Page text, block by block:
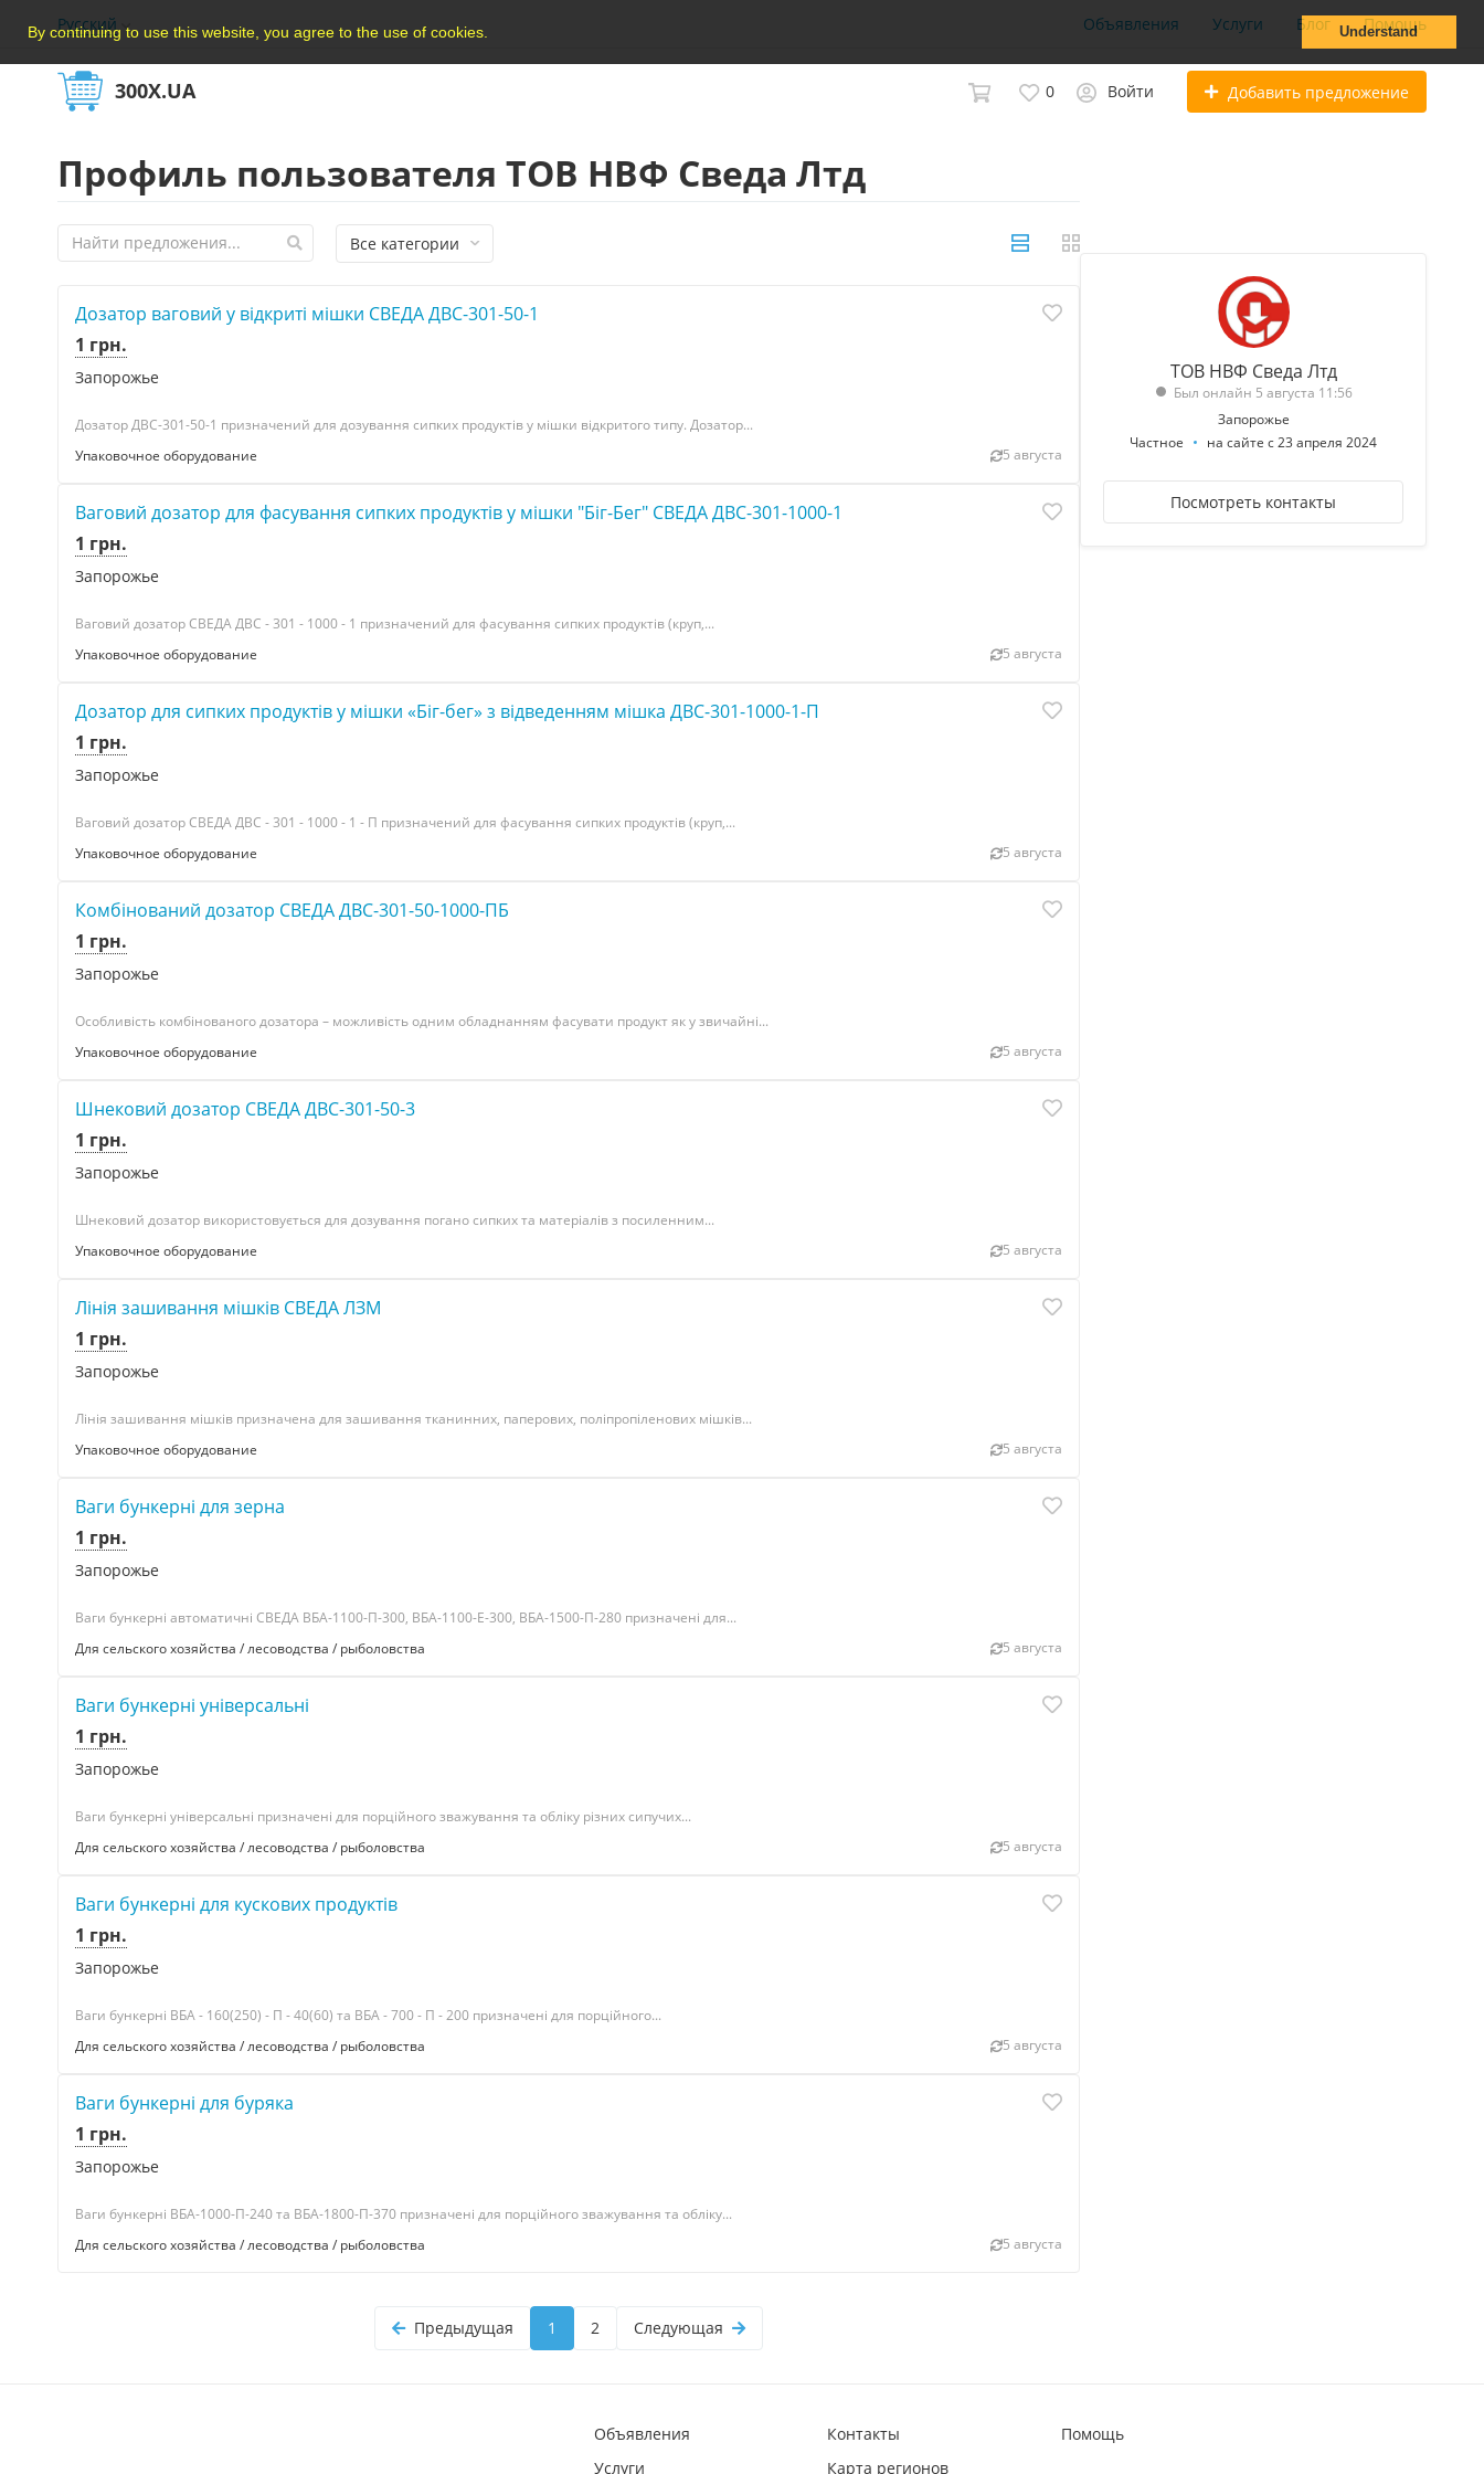
By continuing to use this website, you agree to the use of cookies. Understand
Русский Объявления Услуги Блог Помощь
300X.UA 0 Войти Добавить предложение
Профиль пользователя ТОВ НВФ Сведа Лтд
Все категории
Дозатор ваговий у відкриті мішки СВЕДА ДВС-301-50-1
1 грн.
Запорожье
Дозатор ДВС-301-50-1 призначений для дозування сипких продуктів у мішки відкритого типу. Дозатор...
Упаковочное оборудование
5 августа
Ваговий дозатор для фасування сипких продуктів у мішки "Біг-Бег" СВЕДА ДВС-301-1000-1
1 грн.
Запорожье
Ваговий дозатор СВЕДА ДВС - 301 - 1000 - 1 призначений для фасування сипких продуктів (круп,...
Упаковочное оборудование
5 августа
Дозатор для сипких продуктів у мішки «Біг-бег» з відведенням мішка ДВС-301-1000-1-П
1 грн.
Запорожье
Ваговий дозатор СВЕДА ДВС - 301 - 1000 - 1 - П призначений для фасування сипких продуктів (круп,...
Упаковочное оборудование
5 августа
Комбінований дозатор СВЕДА ДВС-301-50-1000-ПБ
1 грн.
Запорожье
Особливість комбінованого дозатора – можливість одним обладнанням фасувати продукт як у звичайні...
Упаковочное оборудование
5 августа
Шнековий дозатор СВЕДА ДВС-301-50-3
1 грн.
Запорожье
Шнековий дозатор використовується для дозування погано сипких та матеріалів з посиленним...
Упаковочное оборудование
5 августа
Лінія зашивання мішків СВЕДА ЛЗМ
1 грн.
Запорожье
Лінія зашивання мішків призначена для зашивання тканинних, паперових, поліпропіленових мішків...
Упаковочное оборудование
5 августа
Ваги бункерні для зерна
1 грн.
Запорожье
Ваги бункерні автоматичні СВЕДА ВБА-1100-П-300, ВБА-1100-Е-300, ВБА-1500-П-280 призначені для...
Для сельского хозяйства / лесоводства / рыболовства
5 августа
Ваги бункерні універсальні
1 грн.
Запорожье
Ваги бункерні універсальні призначені для порційного зважування та обліку різних сипучих...
Для сельского хозяйства / лесоводства / рыболовства
5 августа
Ваги бункерні для кускових продуктів
1 грн.
Запорожье
Ваги бункерні ВБА - 160(250) - П - 40(60) та ВБА - 700 - П - 200 призначені для порційного...
Для сельского хозяйства / лесоводства / рыболовства
5 августа
Ваги бункерні для буряка
1 грн.
Запорожье
Ваги бункерні ВБА-1000-П-240 та ВБА-1800-П-370 призначені для порційного зважування та обліку...
Для сельского хозяйства / лесоводства / рыболовства
5 августа
Предыдущая 1 2 Следующая
ТОВ НВФ Сведа Лтд
Был онлайн 5 августа 11:56
Запорожье
Частное
на сайте с 23 апреля 2024
Посмотреть контакты
Объявления
Услуги
Контакты
Карта регионов
Помощь